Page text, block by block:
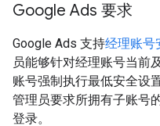
Google Ads 要求
Google Ads 支持经理账号
员能够针对经理账号当前
账号强制执行最低安全设
管理员要求所拥有子账号
登录。